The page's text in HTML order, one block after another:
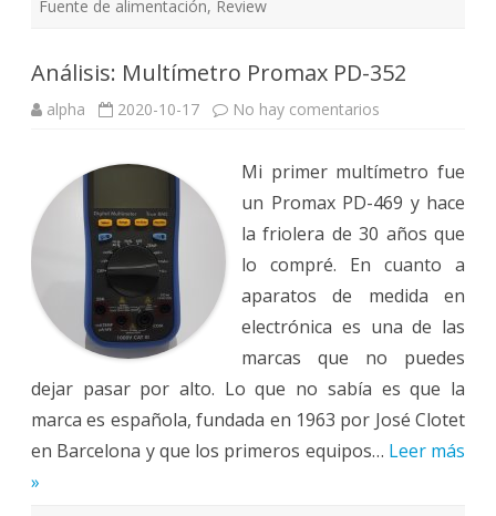
Fuente de alimentación, Review
Análisis: Multímetro Promax PD-352
alpha 2020-10-17 No hay comentarios
PD-
Mi primer multímetro fue
un Promax PD-469 y hace
la friolera de 30 años que
lo compré. En cuanto a
aparatos de medida en
electrónica es una de las
marcas que no puedes
dejar pasar por alto. Lo que no sabía es que la
marca es española, fundada en 1963 por José Clotet
en Barcelona y que los primeros equipos… Leer más
»